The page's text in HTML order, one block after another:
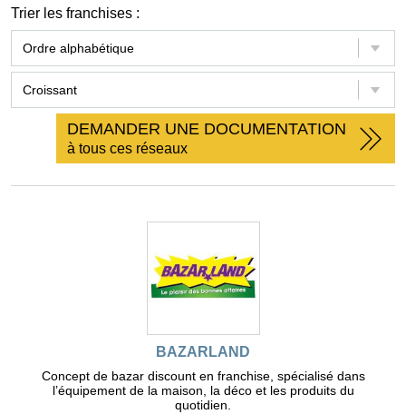
Trier les franchises :
DEMANDER UNE DOCUMENTATION
à tous ces réseaux
BAZARLAND
Concept de bazar discount en franchise, spécialisé dans
l’équipement de la maison, la déco et les produits du
quotidien.